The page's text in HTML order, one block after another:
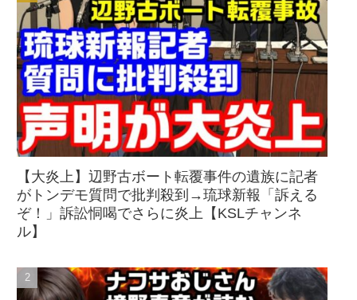
【大炎上】辺野古ボート転覆事件の遺族に記者
がトンデモ質問で批判殺到→琉球新報「訴える
ぞ！」訴訟恫喝でさらに炎上【KSLチャンネ
ル】